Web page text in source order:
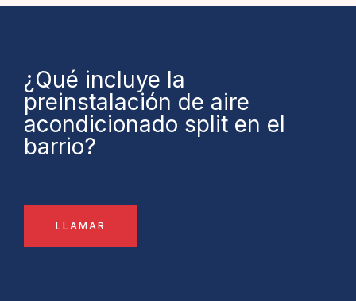
¿Qué incluye la
preinstalación de aire
acondicionado split en el
barrio?
LLAMAR